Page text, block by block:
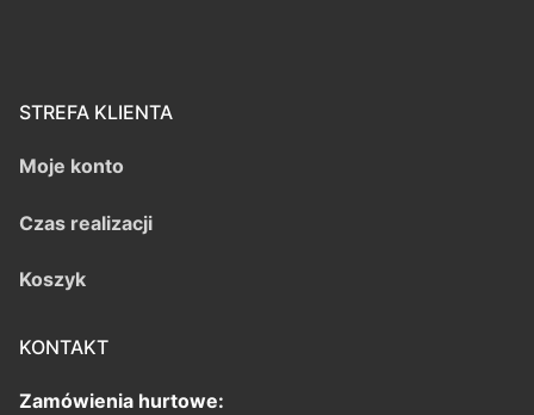
STREFA KLIENTA
Moje konto
Czas realizacji
Koszyk
KONTAKT
Zamówienia hurtowe: